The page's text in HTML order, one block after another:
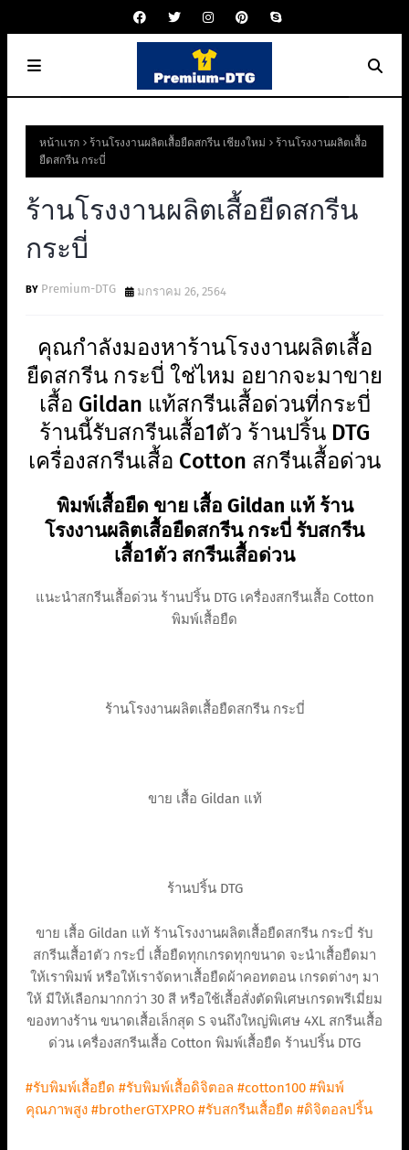
หน้าแรก ร้านโรงงานผลิตเสื้อยืดสกรีน เชียงใหม่
ร้านโรงงานผลิตเสื้อ
ยืดสกรีน กระบี่
ร้านโรงงานผลิตเสื้อยืดสกรีน
กระบี่
Premium-DTG มกราคม 26, 2564
คุณกำลังมองหาร้านโรงงานผลิตเสื้อ
ยืดสกรีน กระบี่ ใช่ไหม อยากจะมาขาย
เสื้อ Gildan แท้สกรีนเสื้อด่วนที่กระบี่
ร้านนี้รับสกรีนเสื้อ1ตัว ร้านปริ้น DTG
เครื่องสกรีนเสื้อ Cotton สกรีนเสื้อด่วน
พิมพ์เสื้อยืด ขาย เสื้อ Gildan แท้ ร้าน
โรงงานผลิตเสื้อยืดสกรีน กระบี่ รับสกรีน
เสื้อ1ตัว สกรีนเสื้อด่วน
แนะนำสกรีนเสื้อด่วน ร้านปริ้น DTG เครื่องสกรีนเสื้อ Cotton
พิมพ์เสื้อยืด
ร้านโรงงานผลิตเสื้อยืดสกรีน กระบี่
ขาย เสื้อ Gildan แท้
ร้านปริ้น DTG
ขาย เสื้อ Gildan แท้ ร้านโรงงานผลิตเสื้อยืดสกรีน กระบี่ รับ
สกรีนเสื้อ1ตัว กระบี่ เสื้อยืดทุกเกรดทุกขนาด จะนำเสื้อยืดมา
ให้เราพิมพ์ หรือให้เราจัดหาเสื้อยืดผ้าคอทตอน เกรดต่างๆ มา
ให้ มีให้เลือกมากกว่า 30 สี หรือใช้เสื้อสั่งตัดพิเศษเกรดพรีเมี่ยม
ของทางร้าน ขนาดเสื้อเล็กสุด S จนถึงใหญ่พิเศษ 4XL สกรีนเสื้อ
ด่วน เครื่องสกรีนเสื้อ Cotton พิมพ์เสื้อยืด ร้านปริ้น DTG
#รับพิมพ์เสื้อยืด #รับพิมพ์เสื้อดิจิตอล #cotton100 #พิมพ์
คุณภาพสูง #brotherGTXPRO #รับสกรีนเสื้อยืด #ดิจิตอลปริ้น